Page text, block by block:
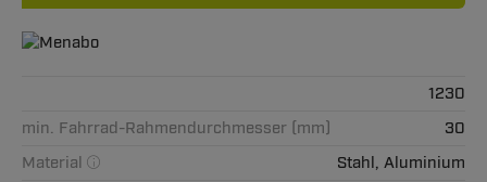
1230
min. Fahrrad-Rahmendurchmesser (mm)
30
Material
Stahl, Aluminium